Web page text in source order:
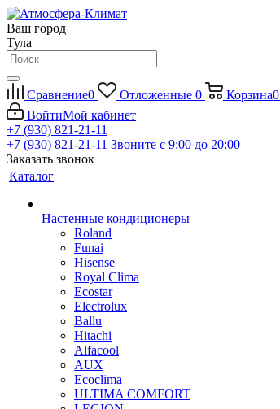
Ваш город
Тула
Сравнение0 Отложенные 0 Корзина0
ВойтиМой кабинет
+7 (930) 821-21-11
+7 (930) 821-21-11 Звоните с 9:00 до 20:00
Заказать звонок
Каталог
Настенные кондиционеры
Roland
Funai
Hisense
Royal Clima
Ecostar
Electrolux
Ballu
Hitachi
Alfacool
AUX
Ecoclima
ULTIMA COMFORT